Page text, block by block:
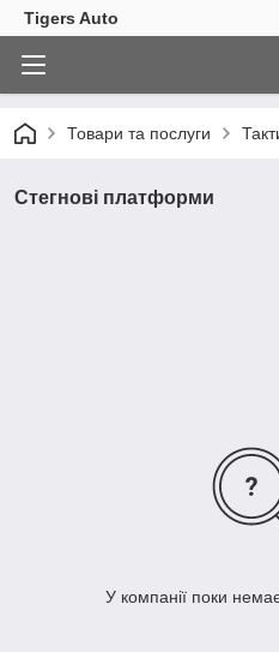
Tigers Auto
Товари та послуги
Стегнові платформи
У компанії поки